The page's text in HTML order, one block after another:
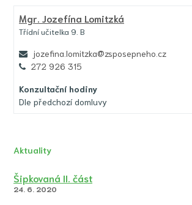
Mgr. Jozefína Lomitzká
Třídní učitelka 9. B
jozefina.lomitzka@zsposepneho.cz
272 926 315
Konzultační hodiny
Dle předchozí domluvy
Aktuality
Šipkovaná II. část
24. 6. 2020